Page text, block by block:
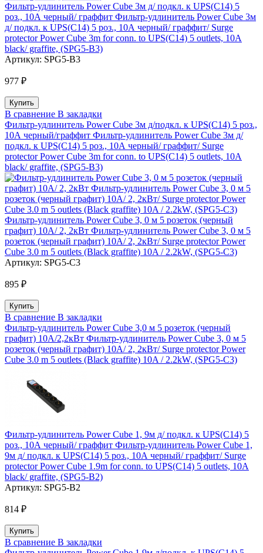
Фильтр-удлинитель Power Cube 3м д/ подкл. к UPS(C14) 5
роз., 10А черный/ граффит Фильтр-удлинитель Power Cube 3м
д/ подкл. к UPS(C14) 5 роз., 10А черный/ граффит/ Surge
protector Power Cube 3m for conn. to UPS(C14) 5 outlets, 10A
black/ graffite, (SPG5-B3)
Артикул: SPG5-B3
977 ₽
В сравнение В закладки
Фильтр-удлинитель Power Cube 3м д/подкл. к UPS(C14) 5 роз.,
10А черный/граффит Фильтр-удлинитель Power Cube 3м д/
подкл. к UPS(C14) 5 роз., 10А черный/ граффит/ Surge
protector Power Cube 3m for conn. to UPS(C14) 5 outlets, 10A
black/ graffite, (SPG5-B3)
Фильтр-удлинитель Power Cube 3, 0 м 5 розеток (черный
графит) 10А/ 2, 2кВт Фильтр-удлинитель Power Cube 3, 0 м 5
розеток (черный графит) 10А/ 2, 2кВт/ Surge protector Power
Cube 3.0 m 5 outlets (Black graffite) 10A / 2.2kW, (SPG5-C3)
Артикул: SPG5-C3
895 ₽
В сравнение В закладки
Фильтр-удлинитель Power Cube 3,0 м 5 розеток (черный
графит) 10А/2,2кВт Фильтр-удлинитель Power Cube 3, 0 м 5
розеток (черный графит) 10А/ 2, 2кВт/ Surge protector Power
Cube 3.0 m 5 outlets (Black graffite) 10A / 2.2kW, (SPG5-C3)
Фильтр-удлинитель Power Cube 1, 9м д/ подкл. к UPS(C14) 5
роз., 10А черный/ граффит Фильтр-удлинитель Power Cube 1,
9м д/ подкл. к UPS(C14) 5 роз., 10А черный/ граффит/ Surge
protector Power Cube 1.9m for conn. to UPS(C14) 5 outlets, 10A
black/ graffite, (SPG5-B2)
Артикул: SPG5-B2
814 ₽
В сравнение В закладки